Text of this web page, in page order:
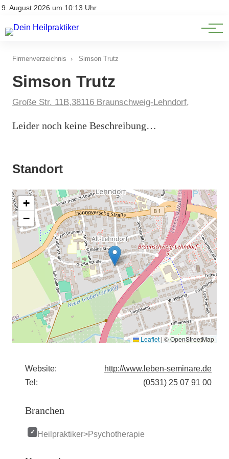
9. August 2026 um 10:13 Uhr
Impressum
Natürliche Medizin
Heilpflanzen & Kräuterkunde
Firmenverzeichnis › Simson Trutz
Simson Trutz
Große Str. 11B,38116 Braunschweig-Lehndorf,
Leider noch keine Beschreibung…
Standort
+
−
Leaflet | © OpenStreetMap
Website:
http://www.leben-seminare.de
Tel:
(0531) 25 07 91 00
Branchen
Heilpraktiker>Psychotherapie